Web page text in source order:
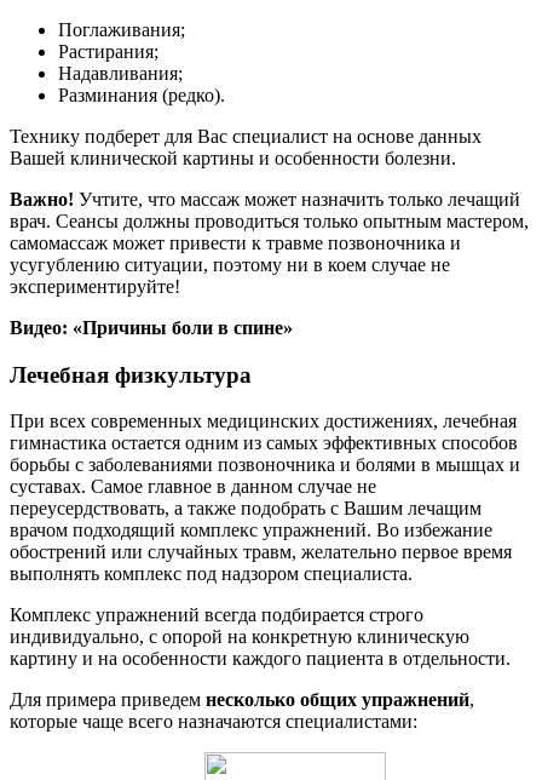
Поглаживания;
Растирания;
Надавливания;
Разминания (редко).
Технику подберет для Вас специалист на основе данных
Вашей клинической картины и особенности болезни.
Важно! Учтите, что массаж может назначить только лечащий
врач. Сеансы должны проводиться только опытным мастером,
самомассаж может привести к травме позвоночника и
усугублению ситуации, поэтому ни в коем случае не
экспериментируйте!
Видео: «Причины боли в спине»
Лечебная физкультура
При всех современных медицинских достижениях, лечебная
гимнастика остается одним из самых эффективных способов
борьбы с заболеваниями позвоночника и болями в мышцах и
суставах. Самое главное в данном случае не
переусердствовать, а также подобрать с Вашим лечащим
врачом подходящий комплекс упражнений. Во избежание
обострений или случайных травм, желательно первое время
выполнять комплекс под надзором специалиста.
Комплекс упражнений всегда подбирается строго
индивидуально, с опорой на конкретную клиническую
картину и на особенности каждого пациента в отдельности.
Для примера приведем несколько общих упражнений,
которые чаще всего назначаются специалистами: